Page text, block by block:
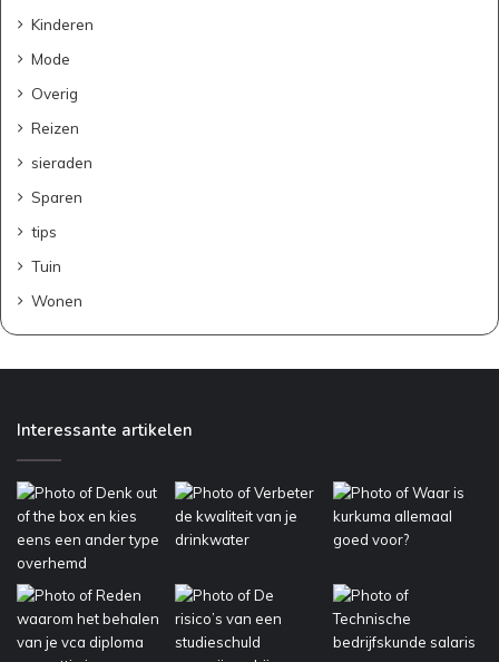
Kinderen
Mode
Overig
Reizen
sieraden
Sparen
tips
Tuin
Wonen
Interessante artikelen